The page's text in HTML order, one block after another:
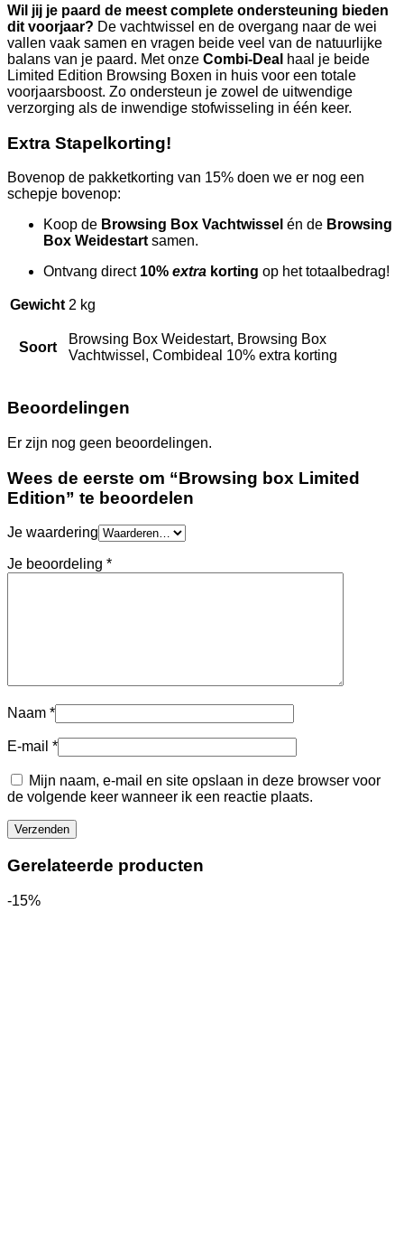
Wil jij je paard de meest complete ondersteuning bieden
dit voorjaar? De vachtwissel en de overgang naar de wei
vallen vaak samen en vragen beide veel van de natuurlijke
balans van je paard. Met onze Combi-Deal haal je beide
Limited Edition Browsing Boxen in huis voor een totale
voorjaarsboost. Zo ondersteun je zowel de uitwendige
verzorging als de inwendige stofwisseling in één keer.
Extra Stapelkorting!
Bovenop de pakketkorting van 15% doen we er nog een
schepje bovenop:
Koop de Browsing Box Vachtwissel én de Browsing
Box Weidestartsamen.
Ontvang direct 10% extra korting op het totaalbedrag!
Gewicht 2 kg
Soort
Browsing Box Weidestart, Browsing Box
Vachtwissel, Combideal 10% extra korting
Beoordelingen
Er zijn nog geen beoordelingen.
Wees de eerste om “Browsing box Limited
Edition” te beoordelen
Je waardering
Je beoordeling *
Naam *
E-mail *
Mijn naam, e-mail en site opslaan in deze browser voor
de volgende keer wanneer ik een reactie plaats.
Gerelateerde producten
-15%